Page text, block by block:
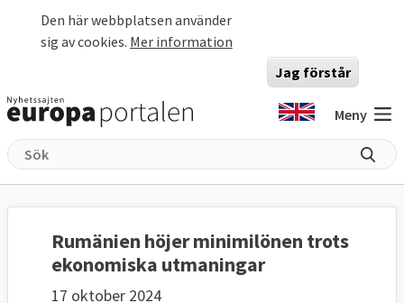
Den här webbplatsen använder
sig av cookies. Mer information
Jag förstår
Meny
Rumänien höjer minimilönen trots
ekonomiska utmaningar
17 oktober 2024